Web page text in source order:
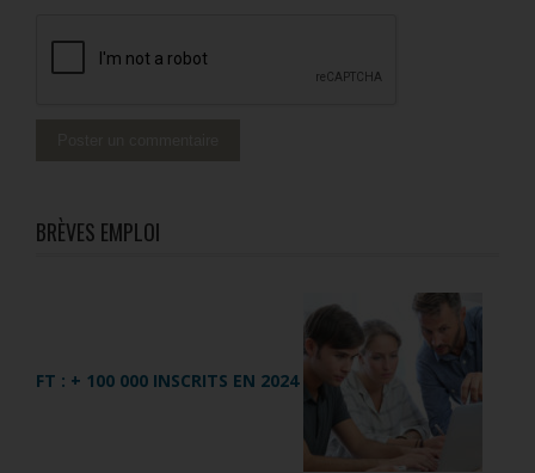
BRÈVES EMPLOI
FT : + 100 000 INSCRITS EN 2024